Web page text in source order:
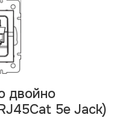
двойно
5e Jack)